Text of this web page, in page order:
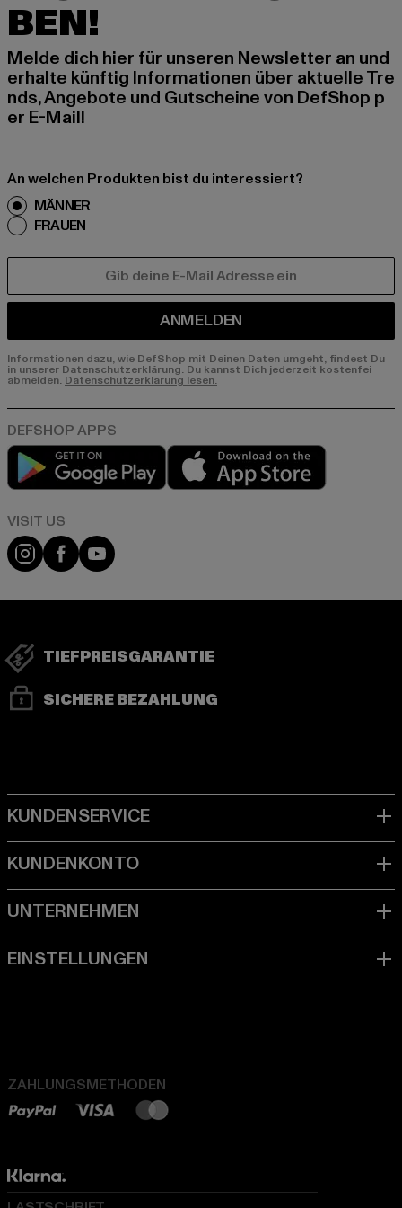
BEN!
Melde dich hier für unseren Newsletter an und
erhalte künftig Informationen über aktuelle Tre
nds, Angebote und Gutscheine von DefShop p
er E-Mail!
An welchen Produkten bist du interessiert?
MÄNNER
FRAUEN
ANMELDEN
Informationen dazu, wie DefShop mit Deinen Daten umgeht, findest Du
in unserer Datenschutzerklärung. Du kannst Dich jederzeit kostenfei
abmelden. Datenschutzerklärung lesen.
Play market
Visit our Instagram page:
Visit our Facebook page:
Visit our YouTube channel:
TIEFPREISGARANTIE
SICHERE BEZAHLUNG
ZAHLUNGSMETHODEN